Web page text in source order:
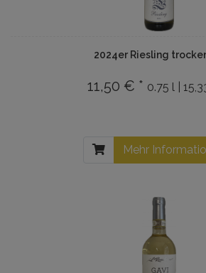
2024er Riesling
11,50 € * 0.75 l |
Mehr